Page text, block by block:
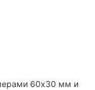
60x30 мм и